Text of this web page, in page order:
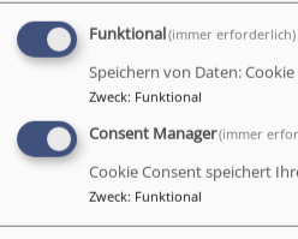
Funktional(immer erforderlich)
Speichern von Daten:
Zweck: Funktional
Consent Manager(immer
Cookie Consent speichert
Zweck: Funktional